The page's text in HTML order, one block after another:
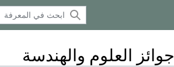
جوائز العلوم والهندسة